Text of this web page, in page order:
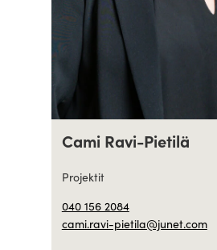
Cami Ravi-Pietilä
Projektit
040 156 2084
cami.ravi-pietila@junet.com